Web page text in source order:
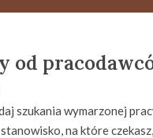
od
szukania wymarzonej
na które